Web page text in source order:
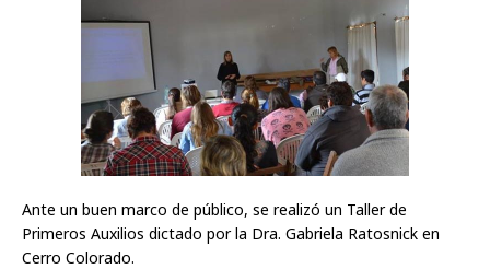
Ante un buen marco de público, se realizó un Taller de
Primeros Auxilios dictado por la Dra. Gabriela Ratosnick en
Cerro Colorado.